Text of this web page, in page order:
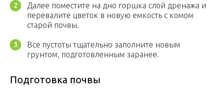
Далее поместите на дно горшка слой дренажа и
перевалите цветок в новую емкость с комом
старой почвы.
Все пустоты тщательно заполните новым
грунтом, подготовленным заранее.
Подготовка почвы